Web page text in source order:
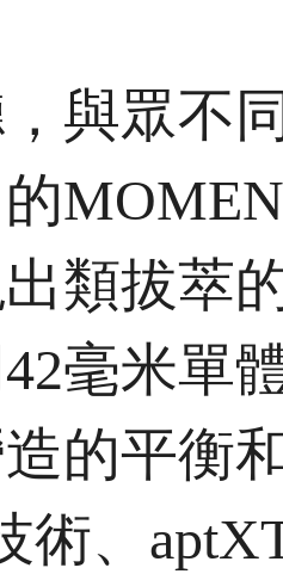
與眾不
類拔萃
毫米單
的平衡
術、